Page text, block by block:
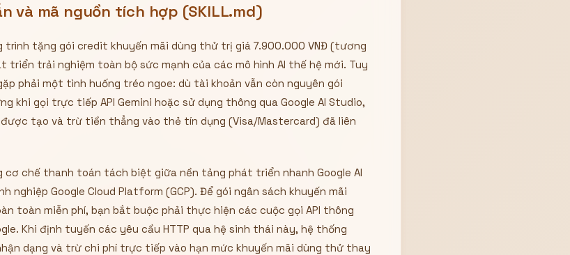
và mã nguồn tích hợp (SKILL.md)
trình tặng gói credit khuyến mãi dùng thử trị giá 7.900.000 VNĐ (tương
triển trải nghiệm toàn bộ sức mạnh của các mô hình AI thế hệ mới. Tuy
phải một tình huống tréo ngoe: dù tài khoản vẫn còn nguyên gói
khi gọi trực tiếp API Gemini hoặc sử dụng thông qua Google AI Studio,
tạo và trừ tiền thẳng vào thẻ tín dụng (Visa/Mastercard) đã liên
cơ chế thanh toán tách biệt giữa nền tảng phát triển nhanh Google AI
nghiệp Google Cloud Platform (GCP). Để gói ngân sách khuyến mãi
toàn miễn phí, bạn bắt buộc phải thực hiện các cuộc gọi API thông
Khi định tuyến các yêu cầu HTTP qua hệ sinh thái này, hệ thống
dạng và trừ chi phí trực tiếp vào hạn mức khuyến mãi dùng thử thay